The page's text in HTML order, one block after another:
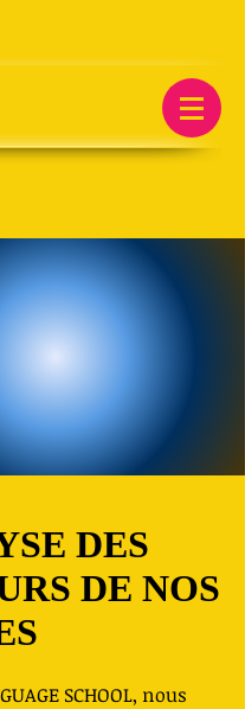
DES
DE NOS
SCHOOL, nous